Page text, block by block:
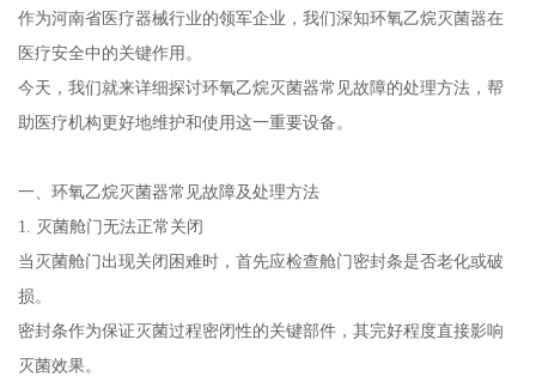
作为河南省医疗器械行业的领军企业，我们深知环氧乙烷灭菌器在
医疗安全中的关键作用。
今天，我们就来详细探讨环氧乙烷灭菌器常见故障的处理方法，帮
助医疗机构更好地维护和使用这一重要设备。
一、环氧乙烷灭菌器常见故障及处理方法
1. 灭菌舱门无法正常关闭
当灭菌舱门出现关闭困难时，首先应检查舱门密封条是否老化或破
损。
密封条作为保证灭菌过程密闭性的关键部件，其完好程度直接影响
灭菌效果。